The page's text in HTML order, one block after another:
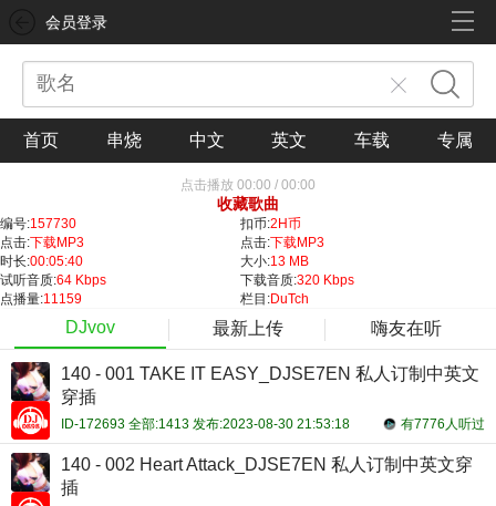
会员登录
首页 串烧 中文 英文 车载 专属
点击播放 00:00 / 00:00
收藏歌曲
编号:157730 扣币:2H币
点击:下载MP3 点击:下载MP3
时长:00:05:40 大小:13 MB
试听音质:64 Kbps 下载音质:320 Kbps
点播量:11159 栏目:DuTch
DJvov 最新上传 嗨友在听
140 - 001 TAKE IT EASY_DJSE7EN 私人订制中英文
穿插
有7776人听过
ID-172693 全部:1413 发布:2023-08-30 21:53:18
140 - 002 Heart Attack_DJSE7EN 私人订制中英文穿
插